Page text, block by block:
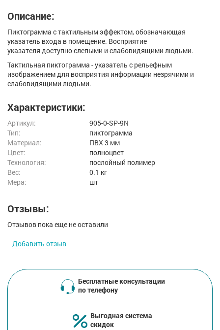
Описание:
Пиктограмма с тактильным эффектом, обозначающая
указатель входа в помещение. Восприятие
указателя доступно слепыми и слабовидящими людьми.
Тактильная пиктограмма - указатель с рельефным
изображением для восприятия информации незрячими и
слабовидящими людьми.
Характеристики:
Артикул:
905-0-SP-9N
Тип:
пиктограмма
Материал:
ПВХ 3 мм
Цвет:
полноцвет
Технология:
послойный полимер
Вес:
0.1 кг
Мера:
шт
Отзывы:
Отзывов пока еще не оставили
Добавить отзыв
Бесплатные консультации
по телефону
Выгодная система
скидок